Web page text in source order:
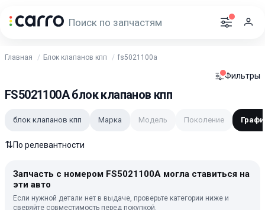
Главная Блок клапанов кпп fs5021100a
Фильтры
FS5021100A блок клапанов кпп
блок клапанов кпп Марка Модель Поколение
⇅По релевантности
Запчасть с номером FS5021100A могла ставиться на
эти авто
Если нужной детали нет в выдаче, проверьте категории ниже и
сверяйте совместимость перед покупкой.